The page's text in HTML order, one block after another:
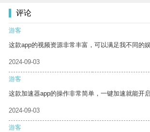
评论
游客
这款app的视频资源非常丰富，可以满足我不同的娱
2024-09-03
游客
这款加速器app的操作非常简单，一键加速就能开
2024-09-03
游客